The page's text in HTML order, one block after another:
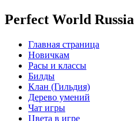
Perfect World Russia
Главная страница
Новичкам
Расы и классы
Билды
Клан (Гильдия)
Дерево умений
Чат игры
Цвета в игре